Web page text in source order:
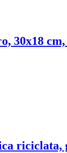
30x18
riciclata,